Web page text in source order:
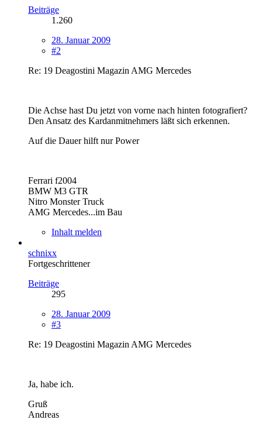
Beiträge
1.260
28. Januar 2009
#2
Re: 19 Deagostini Magazin AMG Mercedes
Die Achse hast Du jetzt von vorne nach hinten fotografiert?
Den Ansatz des Kardanmitnehmers läßt sich erkennen.
Auf die Dauer hilft nur Power
Ferrari f2004
BMW M3 GTR
Nitro Monster Truck
AMG Mercedes...im Bau
Inhalt melden
schnixx
Fortgeschrittener
Beiträge
295
28. Januar 2009
#3
Re: 19 Deagostini Magazin AMG Mercedes
Ja, habe ich.
Gruß
Andreas